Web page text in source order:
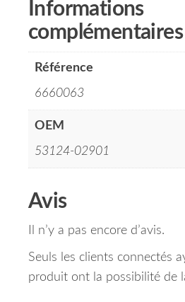
Informations
complémentaires
Référence
6660063
OEM
53124-02901
Avis
Il n’y a pas encore d’avis.
Seuls les clients connectés
produit ont la possibilité de